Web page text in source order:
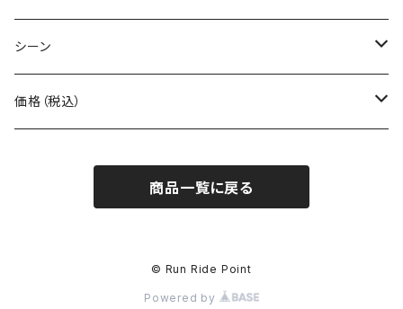
BOOKMAN
carb
Ciele Athletics
シーン
自転車
価格（税込）
1,001～5,000円
商品一覧に戻る
© Run Ride Point
Powered by